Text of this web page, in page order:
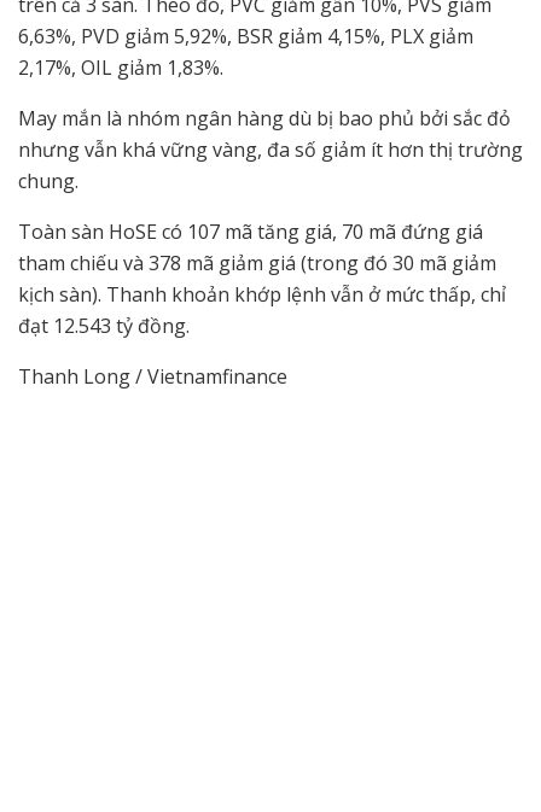
6,63%, PVD giảm 5,92%, BSR giảm 4,15%, PLX giảm
2,17%, OIL giảm 1,83%.
May mắn là nhóm ngân hàng dù bị bao phủ bởi sắc đỏ
nhưng vẫn khá vững vàng, đa số giảm ít hơn thị trường
chung.
Toàn sàn HoSE có 107 mã tăng giá, 70 mã đứng giá
tham chiếu và 378 mã giảm giá (trong đó 30 mã giảm
kịch sàn). Thanh khoản khớp lệnh vẫn ở mức thấp, chỉ
đạt 12.543 tỷ đồng.
Thanh Long / Vietnamfinance